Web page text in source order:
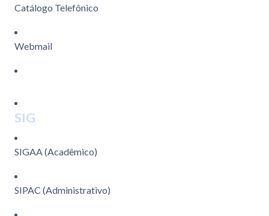
Catálogo Telefônico
Webmail
SIG
SIGAA (Acadêmico)
SIPAC (Administrativo)